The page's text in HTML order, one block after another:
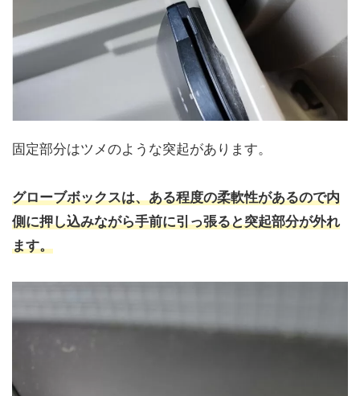
固定部分はツメのような突起があります。
グローブボックスは、ある程度の柔軟性があるので内
側に押し込みながら手前に引っ張ると突起部分が外れ
ます。